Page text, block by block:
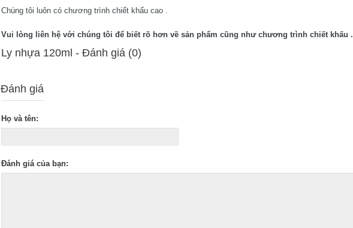
Chúng tôi luôn có chương trình chiết khấu cao .
Vui lòng liên hệ với chúng tôi để biết rõ hơn về sản phẩm cũng như chương trình chiết khấu .
Ly nhựa 120ml - Ðánh giá (0)
Đánh giá
Họ và tên:
Đánh giá của bạn: